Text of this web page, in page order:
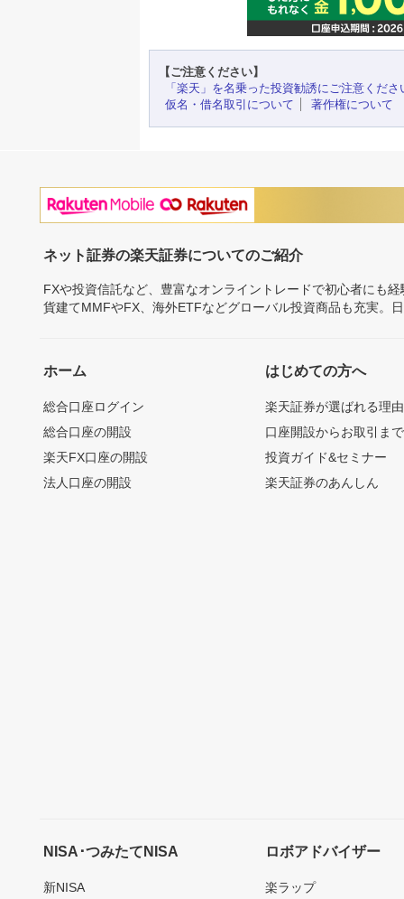
【ご注意ください】
「楽天」を名乗った投資勧誘にご注意くださ
仮名・借名取引について
著作権について
ネット証券の楽天証券についてのご紹介
FXや投資信託など、豊富なオンライントレードで初心者にも
貨建てMMFやFX、海外ETFなどグローバル投資商品も充実。
ホーム
総合口座ログイン
総合口座の開設
楽天FX口座の開設
法人口座の開設
はじめての方へ
楽天証券が選ばれる理由
口座開設からお取引ま
投資ガイド&セミナー
楽天証券のあんしん
NISA･つみたてNISA
新NISA
ロボアドバイザー
楽ラップ